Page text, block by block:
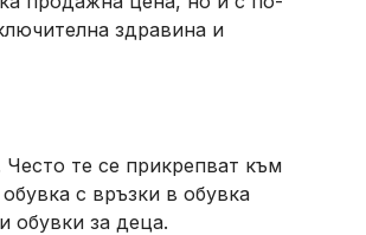
здравина и
те се прикрепват към
с връзки в обувка
обувки за деца.